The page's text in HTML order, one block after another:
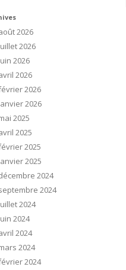
2026
2026
2026
2026
2026
2026
2025
2025
2025
2025
2024
2024
2024
2024
2024
2024
2024